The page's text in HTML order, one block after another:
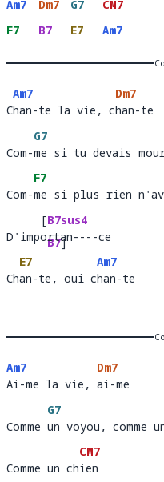
Am7 Dm7 G7
CM7
F7
B7 E7 Am7
C
Am7
han-te la vie, c
Dm7
han-te
Chan-te la vie, chan-te
Com-
G7
me si tu devais
Com-me si tu devais
Com-
F7
me si plus rien
Com-me si plus rien
D'imp
[B7sus4
rtan----
B7]
D'importan----ce
Ch
E7
an-te, oui c
Am7
han-
Chan-te, oui chan-te
Am7
Ai-me la vie,
Dm7
ai-me
Ai-me la vie, ai-me
Comme
G7
un voyou, c
Comme un voyou, comme
Comme un ch
CM7
ien
Comme un chien